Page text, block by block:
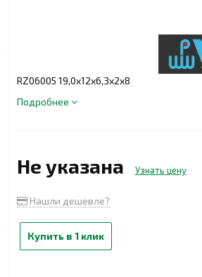
RZ06005 19,0x12x6,3x2x8
Подробнее
Не указана Узнать цену
Нашли дешевле?
Купить в 1 клик